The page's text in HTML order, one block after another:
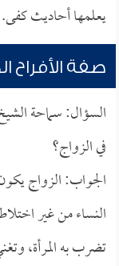
يعلمها أحاديث كفى.
صفة الأفراح
السؤال: سماحة
في الزواج؟
الجواب: الزواج
النساء من غير
تضرب به المرأة،